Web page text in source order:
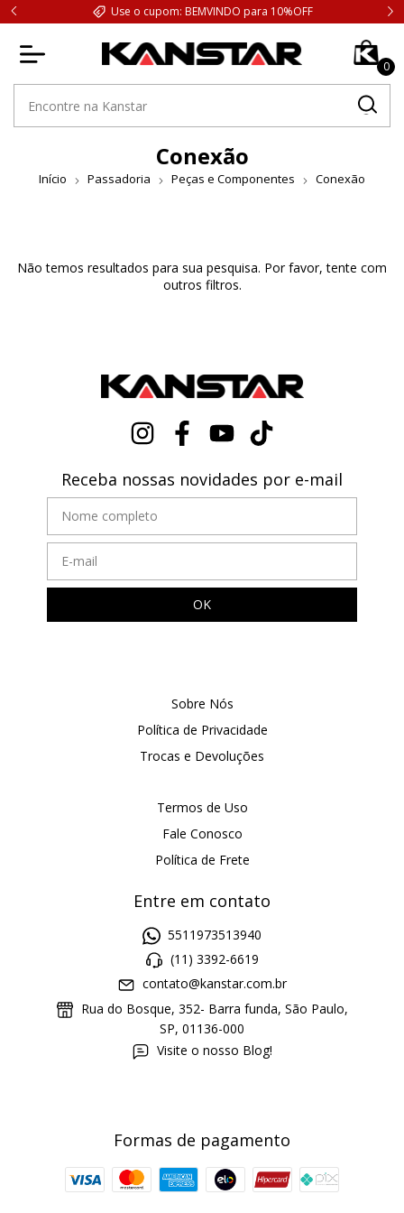
Use o cupom: BEMVINDO para 10%OFF
0
Conexão
Início Passadoria Peças e Componentes Conexão
Não temos resultados para sua pesquisa. Por favor, tente com
outros filtros.
Receba nossas novidades por e-mail
Sobre Nós
Política de Privacidade
Trocas e Devoluções
Termos de Uso
Fale Conosco
Política de Frete
Entre em contato
5511973513940
(11) 3392-6619
contato@kanstar.com.br
Rua do Bosque, 352- Barra funda, São Paulo,
SP, 01136-000
Visite o nosso Blog!
Formas de pagamento